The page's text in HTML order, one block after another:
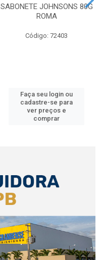
SABONETE JOHNSONS 80G
ROMA
Código: 72403
Faça seu login ou
cadastre-se para
ver preços e
comprar